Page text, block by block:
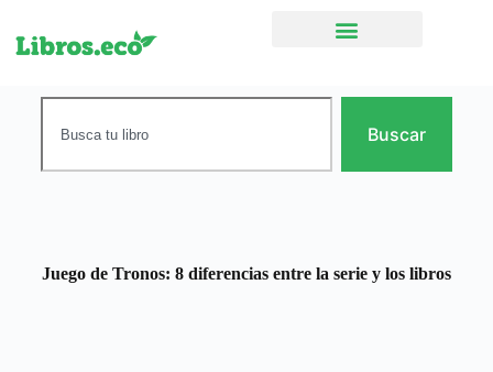
Buscar
Juego de Tronos: 8 diferencias entre la serie y los libros